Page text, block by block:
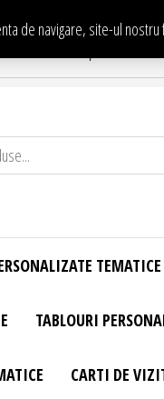
de navigare, site-ul
asteptam in Showroom
TEMATICE
TABLOURI
CARTI DE